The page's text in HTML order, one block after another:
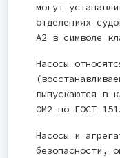
могут
отделениях
А2 в символе
Насосы
выпускаются в
ОМ2 по ГОСТ
Насосы и
безопасности,